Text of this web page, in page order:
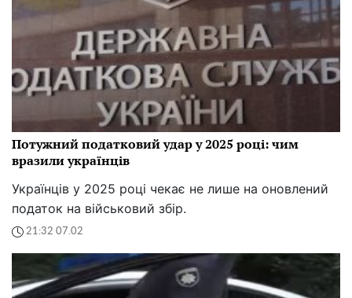
Потужний податковий удар у 2025 році: чим
вразили українців
Українців у 2025 році чекає не лише на оновлений
податок на військовий збір.
21:32 07.02